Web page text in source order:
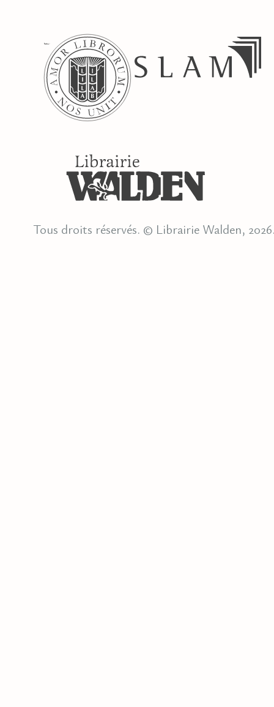
Tous droits réservés. © Librairie Walden,